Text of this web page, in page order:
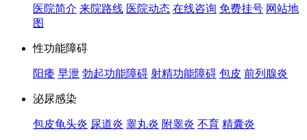
医院简介 来院路线 医院动态 在线咨询 免费挂号 网站地
图
性功能障碍
阳痿 早泄 勃起功能障碍 射精功能障碍 包皮 前列腺炎
泌尿感染
包皮龟头炎 尿道炎 睾丸炎 附睾炎 不育 精囊炎